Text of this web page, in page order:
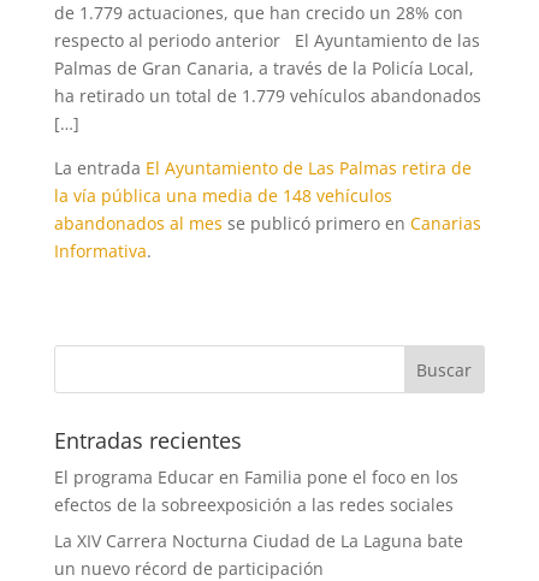
de 1.779 actuaciones, que han crecido un 28% con
respecto al periodo anterior El Ayuntamiento de las
Palmas de Gran Canaria, a través de la Policía Local,
ha retirado un total de 1.779 vehículos abandonados
[…]
La entrada El Ayuntamiento de Las Palmas retira de
la vía pública una media de 148 vehículos
abandonados al mes se publicó primero en Canarias
Informativa.
Entradas recientes
El programa Educar en Familia pone el foco en los
efectos de la sobreexposición a las redes sociales
La XIV Carrera Nocturna Ciudad de La Laguna bate
un nuevo récord de participación